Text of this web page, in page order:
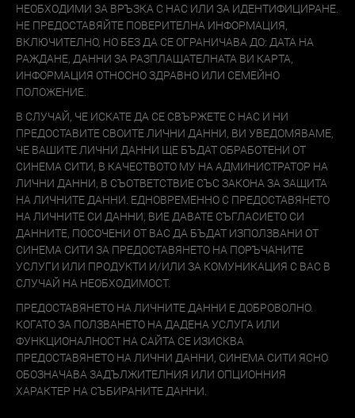
НЕОБХОДИМИ ЗА ВРЪЗКА С НАС ИЛИ ЗА ИДЕНТИФИЦИРАНЕ.
НЕ ПРЕДОСТАВЯЙТЕ ПОВЕРИТЕЛНА ИНФОРМАЦИЯ,
ВКЛЮЧИТЕЛНО, НО БЕЗ ДА СЕ ОГРАНИЧАВА ДО: ДАТА НА
РАЖДАНЕ, ДАННИ ЗА РАЗПЛАЩАТЕЛНАТА ВИ КАРТА,
ИНФОРМАЦИЯ ОТНОСНО ЗДРАВНО ИЛИ СЕМЕЙНО
ПОЛОЖЕНИЕ.
В СЛУЧАЙ, ЧЕ ИСКАТЕ ДА СЕ СВЪРЖЕТЕ С НАС И НИ
ПРЕДОСТАВИТЕ СВОИТЕ ЛИЧНИ ДАННИ, ВИ УВЕДОМЯВАМЕ,
ЧЕ ВАШИТЕ ЛИЧНИ ДАННИ ЩЕ БЪДАТ ОБРАБОТЕНИ ОТ
СИНЕМА СИТИ, В КАЧЕСТВОТО МУ НА АДМИНИСТРАТОР НА
ЛИЧНИ ДАННИ, В СЪОТВЕТСТВИЕ СЪС ЗАКОНА ЗА ЗАЩИТА
НА ЛИЧНИТЕ ДАННИ. ЕДНОВРЕМЕННО С ПРЕДОСТАВЯНЕТО
НА ЛИЧНИТЕ СИ ДАННИ, ВИЕ ДАВАТЕ СЪГЛАСИЕТО СИ
ДАННИТЕ, ПОСОЧЕНИ ОТ ВАС ДА БЪДАТ ИЗПОЛЗВАНИ ОТ
СИНЕМА СИТИ ЗА ПРЕДОСТАВЯНЕТО НА ПОРЪЧАНИТЕ
УСЛУГИ ИЛИ ПРОДУКТИ И/ИЛИ ЗА КОМУНИКАЦИЯ С ВАС В
СЛУЧАЙ НА НЕОБХОДИМОСТ.
ПРЕДОСТАВЯНЕТО НА ЛИЧНИТЕ ДАННИ Е ДОБРОВОЛНО.
КОГАТО ЗА ПОЛЗВАНЕТО НА ДАДЕНА УСЛУГА ИЛИ
ФУНКЦИОНАЛНОСТ НА САЙТА СЕ ИЗИСКВА
ПРЕДОСТАВЯНЕТО НА ЛИЧНИ ДАННИ, СИНЕМА СИТИ ЯСНО
ОБОЗНАЧАВА ЗАДЪЛЖИТЕЛНИЯ ИЛИ ОПЦИОННИЯ
ХАРАКТЕР НА СЪБИРАНИТЕ ДАННИ.